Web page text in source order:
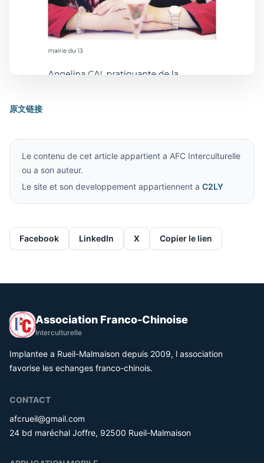
原文链接
Le contenu de cet article appartient a AFC Interculturelle
ou a son auteur.
Le site et son developpement appartiennent a C2LY
Facebook LinkedIn X Copier le lien
Association Franco-Chinoise
Interculturelle
Implantee a Rueil-Malmaison depuis 2009, l association
favorise les echanges franco-chinois.
CONTACT
afcrueil@gmail.com
24 bd maréchal Joffre, 92500 Rueil-Malmaison